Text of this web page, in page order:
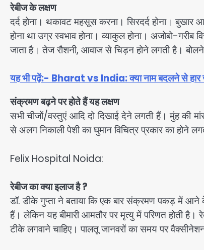
रेबीज के लक्षण
दर्द होना। थकावट महसूस करना। सिरदर्द होना। बुखार
होना था उग्र स्वभाव होना। व्याकुल होना। अजोबो-
जाता है। तेज रौशनी, आवाज से चिड़न होने लगती है।
यह भी पढ़ें:- Bharat vs India: क्या नाम बदलने से हार
संक्रमण बढ़ने पर होते हैं यह लक्षण
सभी चीजों/वस्तुएं आदि दो दिखाई देने लगती हैं। मुंह की
से अलग निकाली पेशी का घुमान विचित्र प्रकार का होने
Felix Hospital Noida:
रेबीज का क्या इलाज है ?
डॉ. डीके गुप्ता ने बताया कि एक बार संक्रमण पकड़ में आने
हैं। लेकिन यह बीमारी आमतौर पर मृत्यु में परिणत होती
टीके लगवाने चाहिए। पालतू जानवरों का समय पर